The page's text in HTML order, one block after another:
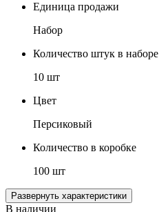
Единица продажи
Набор
Количество штук в наборе
10 шт
Цвет
Персиковый
Количество в коробке
100 шт
Развернуть характеристики
В наличии